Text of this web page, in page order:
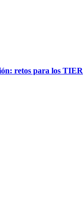
retos para los TIER